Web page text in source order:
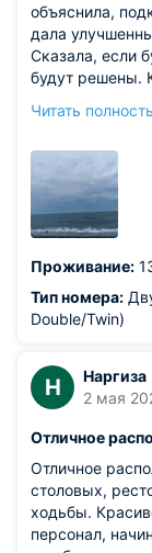
объяснила,
дала
Сказала, если
будут решены.
что вода в
отлично.
на планшете .
мини
Шикарный
дождливые
На этаже
пополняют
улицы со
спят . Но это
Адлеру.
Читать
Проживание:
Тип номера:
Double/Twin)
Н
Наргиза
2 мая
Отличное
Отличное
столовых,
ходьбы.
персонал,